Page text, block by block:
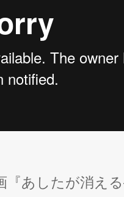
『あしたが消え